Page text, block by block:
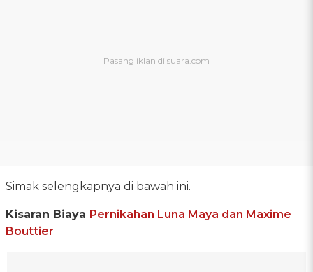
Simak selengkapnya di bawah ini.
Kisaran Biaya Pernikahan Luna Maya dan Maxime
Bouttier